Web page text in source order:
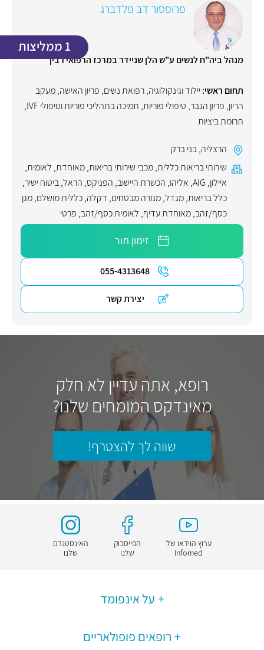
פרופסור דב פלדברג
מנהל ביה"ח לנשים ע"ש הלן שניידר במרכז הרפואי רבין
תחום ראשי:יילוד וגינקולוגיה, רפואת נשים, פריון האישה,מעקב
הריון, פריון הגבר, טיפולי פוריות, תמיכה בתהליכי פוריות וטיפולי IVF
,
תרומת ביציות
הרצליה,בני ברק
שירותי בריאות כללית,מכבי שירותי בריאות,מאוחדת, לאומית,
איילון,
AIG
, אליהו, הכשרת היישוב, הפניקס, הראל,ביטוח ישיר,
כלל בריאות,מגדל,מנורה מבטחים, דקלה,כללית מושלם,מגן
כסף/זהב,מאוחדת עדיף, לאומית כסף/זהב, פרטי
זימון תור
055-4313648
יצירת קשר
1 ממליצות
רופא, אתה עדיין לא חלק
מאינדקס המומחים שלנו?
שווה לך להצטרף!
ערוץ הוידאו של
Infomed
הפייסבוק
שלנו
האינסטגרם
שלנו
על אינפומד
רופאים פופולאריים